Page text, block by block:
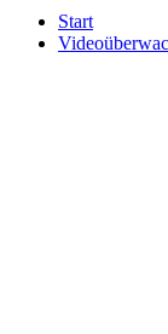
Start